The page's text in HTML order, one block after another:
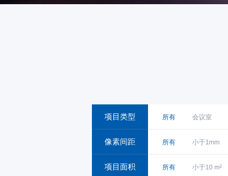
项目类型 所有 会议室
像素间距 所有 小于1mm
项目面积 所有 小于10 m²